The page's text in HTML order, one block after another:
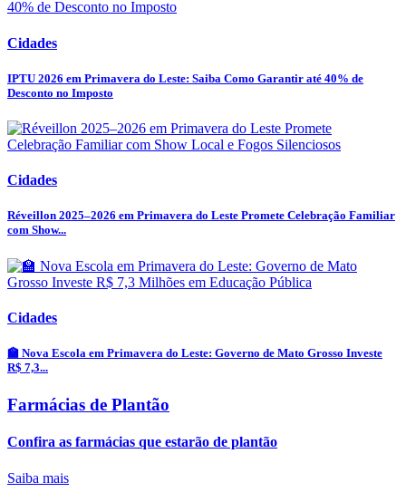
Cidades
IPTU 2026 em Primavera do Leste: Saiba Como Garantir até 40% de
Desconto no Imposto
Cidades
Réveillon 2025–2026 em Primavera do Leste Promete Celebração Familiar
com Show...
Cidades
🏫 Nova Escola em Primavera do Leste: Governo de Mato Grosso Investe
R$ 7,3...
Farmácias de Plantão
Confira as farmácias que estarão de plantão
Saiba mais